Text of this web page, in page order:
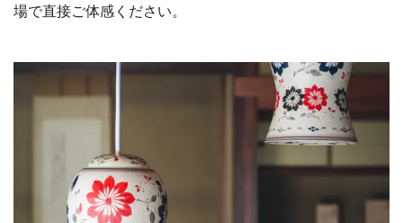
場で直接ご体感ください。